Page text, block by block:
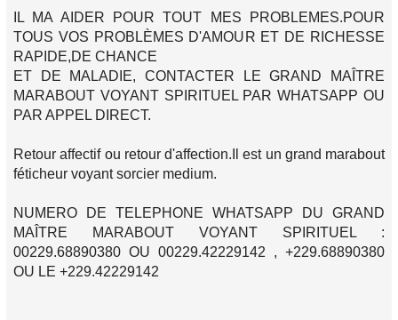
IL MA AIDER POUR TOUT MES PROBLEMES.POUR
TOUS VOS PROBLÈMES D'AMOUR ET DE RICHESSE
RAPIDE,DE CHANCE
ET DE MALADIE, CONTACTER LE GRAND MAÎTRE
MARABOUT VOYANT SPIRITUEL PAR WHATSAPP OU
PAR APPEL DIRECT.
Retour affectif ou retour d'affection.Il est un grand marabout
féticheur voyant sorcier medium.
NUMERO DE TELEPHONE WHATSAPP DU GRAND
MAÎTRE MARABOUT VOYANT SPIRITUEL :
00229.68890380 OU 00229.42229142 , +229.68890380
OU LE +229.42229142